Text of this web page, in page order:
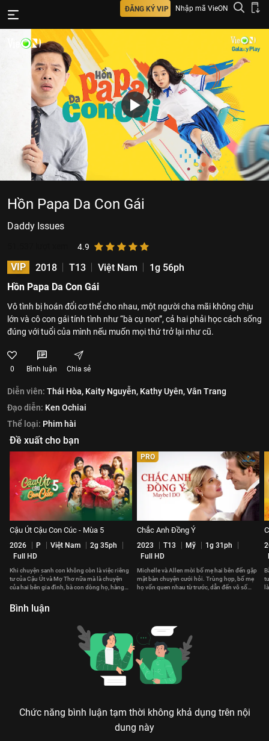
ĐĂNG KÝ VIP Nhập mã VieON
Hồn Papa Da Con Gái
Daddy Issues
4.9
VIP 2018 T13 Việt Nam
1g 56ph
Hồn Papa Da Con Gái
Vô tình bị hoán đổi cơ thể cho nhau, một người cha mãi không chịu
lớn và cô con gái tính tình như “bà cụ non”, cả hai phải học cách sống
đúng với tuổi của mình nếu muốn mọi thứ trở lại như cũ.
0 Bình luận Chia sẻ
Diễn viên: Thái Hòa, Kaity Nguyễn, Kathy Uyên,Vân Trang
Đạo diễn: Ken Ochiai
Thể loại: Phim hài
Đề xuất cho bạn
Cậu Út Cậu Con Cúc - Mùa 5
2026 P Việt Nam
2g 35ph
Full HD
Khi chuyện sanh con không còn là việc riêng
tư của Cậu Út và Mợ Thơ nữa mà là chuyện
của hai bên gia đình, bà con dòng họ, hàng
PRO
Chắc Anh Đồng Ý
2023 T13 Mỹ
1g 31ph
Full HD
Michelle và Allen mời bố mẹ hai bên đến gặp
mặt bàn chuyện cưới hỏi. Trùng hợp, bố mẹ
họ vốn quen nhau từ trước, dẫn đến vô số
Bình luận
Chức năng bình luận tạm thời không khả dụng trên nội
dung này